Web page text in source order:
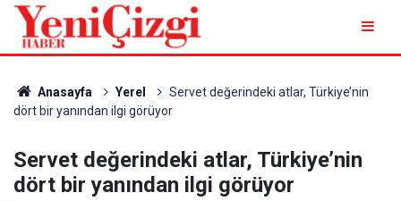
Anasayfa Yerel
Servet değerindeki atlar, Türkiye’nin
dört bir yanından ilgi görüyor
Servet değerindeki atlar, Türkiye’nin
dört bir yanından ilgi görüyor